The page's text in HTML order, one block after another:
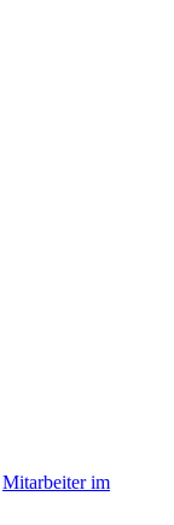
Mitarbeiter im